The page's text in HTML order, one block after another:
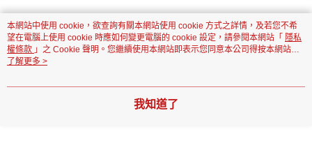
熱門標籤
本網站中使用 cookie，欲查詢有關本網站使用 cookie 方式之詳情，及若您不希
望在電腦上使用 cookie 時應如何變更電腦的 cookie 設定，請參閱本網站「 隱私
權條款 」之 Cookie 聲明。您繼續使用本網站即表示您同意本公司得按本網站使
用條款之 Cookie 聲明使用 cookie。
了解更多 >
我知道了